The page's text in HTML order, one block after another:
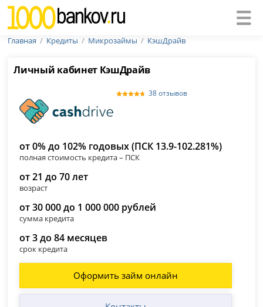
Главная Кредиты Микрозаймы КэшДрайв
Личный кабинет КэшДрайв
38 отзывов
от 0% до 102% годовых (ПСК 13.9-102.281%)
полная стоимость кредита – ПСК
от 21 до 70 лет
возраст
от 30 000 до 1 000 000 рублей
сумма кредита
от 3 до 84 месяцев
срок кредита
Оформить займ онлайн